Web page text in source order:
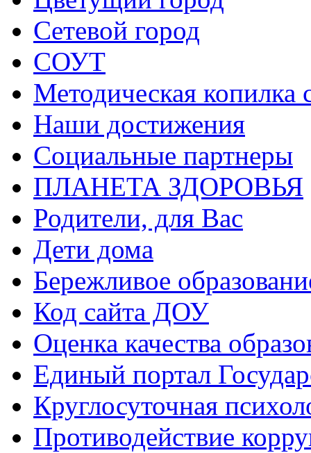
Сетевой город
СОУТ
Методическая
Наши достижения
Социальные партнеры
ПЛАНЕТА ЗДОРОВЬЯ
Родители, для Вас
Дети дома
Бережливое
Код сайта ДОУ
Оценка качества
Единый портал
Круглосуточная
Противодействие